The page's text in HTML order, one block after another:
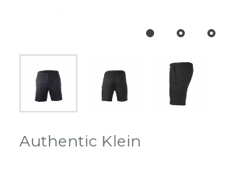
Authentic Klein